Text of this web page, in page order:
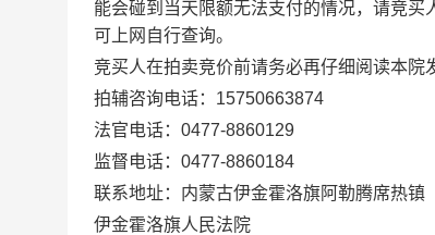
能会碰到当天限额无法支付的情况，请竞
可上网自行查询。
竞买人在拍卖竞价前请务必再仔细阅读本院
拍辅咨询电话： 15750663874
法官电话： 0477-8860129
监督电话： 0477-8860184
联系地址：内蒙古伊金霍洛旗阿勒腾席热镇
伊金霍洛旗人民法院